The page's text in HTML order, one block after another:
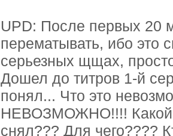
UPD: После первых 20
перематывать, ибо это
серьезных щщах,
Дошел до титров 1-й
понял... Что это
НЕВОЗМОЖНО!!!! Какой
снял??? Для чего????